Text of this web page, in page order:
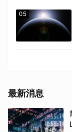
05
最新消息